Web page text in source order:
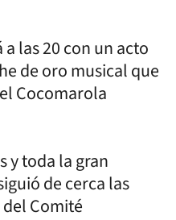
las 20 con un acto
de oro musical que
Cocomarola
y toda la gran
de cerca las
Comité